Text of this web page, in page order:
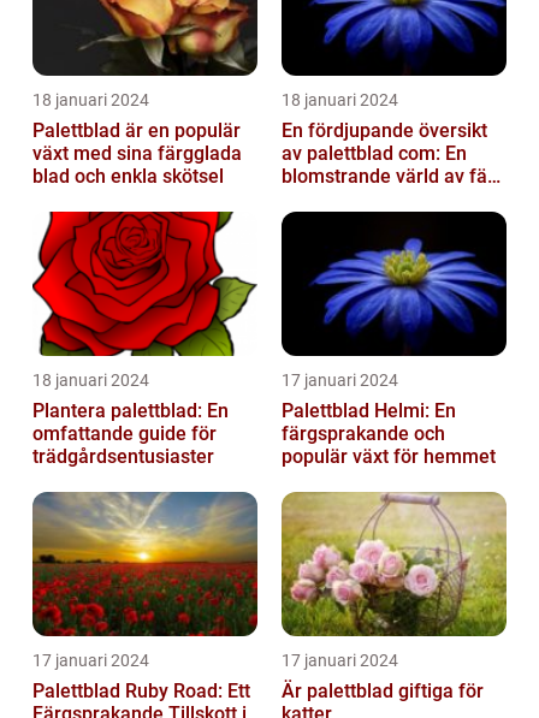
18 januari 2024
Palettblad är en populär
växt med sina färgglada
blad och enkla skötsel
18 januari 2024
En fördjupande översikt
av palettblad com: En
blomstrande värld av färg
18 januari 2024
Plantera palettblad: En
omfattande guide för
trädgårdsentusiaster
17 januari 2024
Palettblad Helmi: En
färgsprakande och
populär växt för hemmet
17 januari 2024
Palettblad Ruby Road: Ett
17 januari 2024
Är palettblad giftiga för